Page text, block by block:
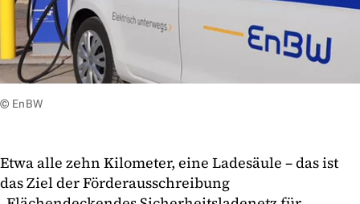
© EnBW
Etwa alle zehn Kilometer, eine Ladesäule – das ist
das Ziel der Förderausschreibung